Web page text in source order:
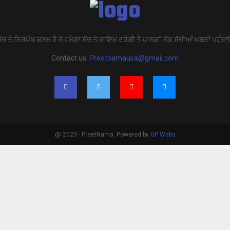
ਤੇ ਨਿਰਪੱਖ ਕਲਮ ਹੈ ਜੋ ਹਮੇਸ਼ਾ ਸੱਚ ਤੇ ਕਾਇਮ ਰਹੇਗੀ ਤੇ ਪਾਠਕਾਂ ਤੱਕ ਸੱਚੀਆਂ ਖ਼ਬਰਾਂ
Contact us: Preetnamausa@gmail.com
@ 2020 - PreetNama. Powered by GP Webs